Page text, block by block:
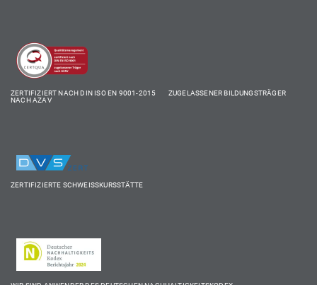
ZERTIFIZIERT NACH DIN ISO EN 9001-2015 ZUGELASSENER BILDUNGSTRÄGER
NACH AZAV
ZERTIFIZIERTE SCHWEISSKURSSTÄTTE